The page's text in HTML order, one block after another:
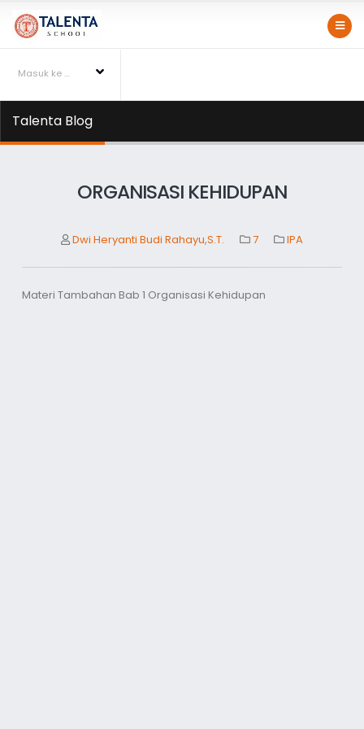
Masuk ke Talentapedia
Talenta Blog
ORGANISASI KEHIDUPAN
Dwi Heryanti Budi Rahayu,S.T. 7 IPA
Materi Tambahan Bab 1 Organisasi Kehidupan